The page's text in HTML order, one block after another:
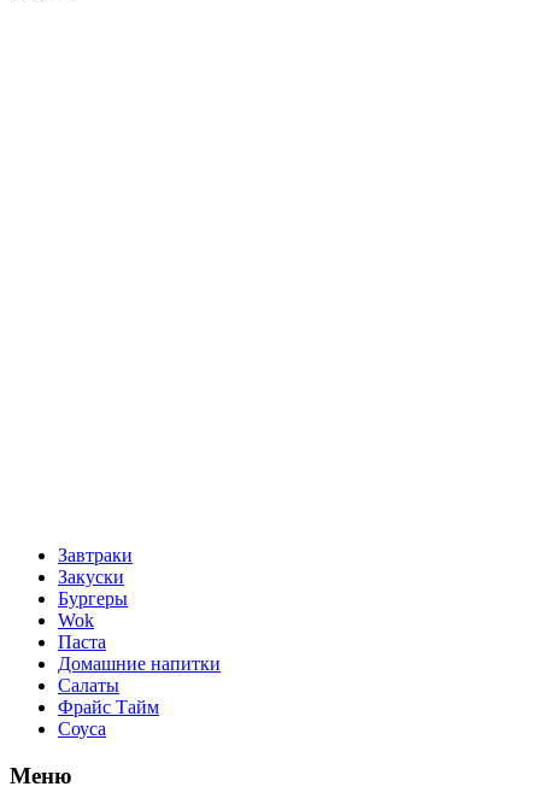
Завтраки
Закуски
Бургеры
Wok
Паста
Домашние напитки
Салаты
Фрайс Тайм
Соуса
Меню